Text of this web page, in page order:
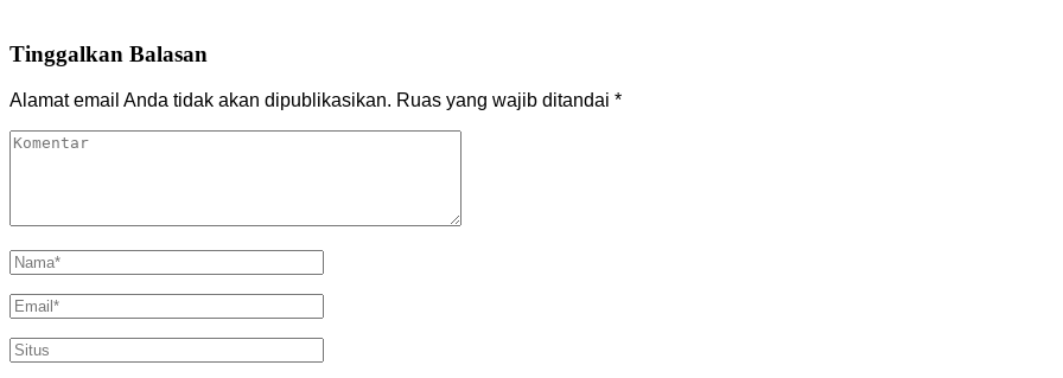
Tinggalkan Balasan
Alamat email Anda tidak akan dipublikasikan. Ruas yang wajib ditandai *